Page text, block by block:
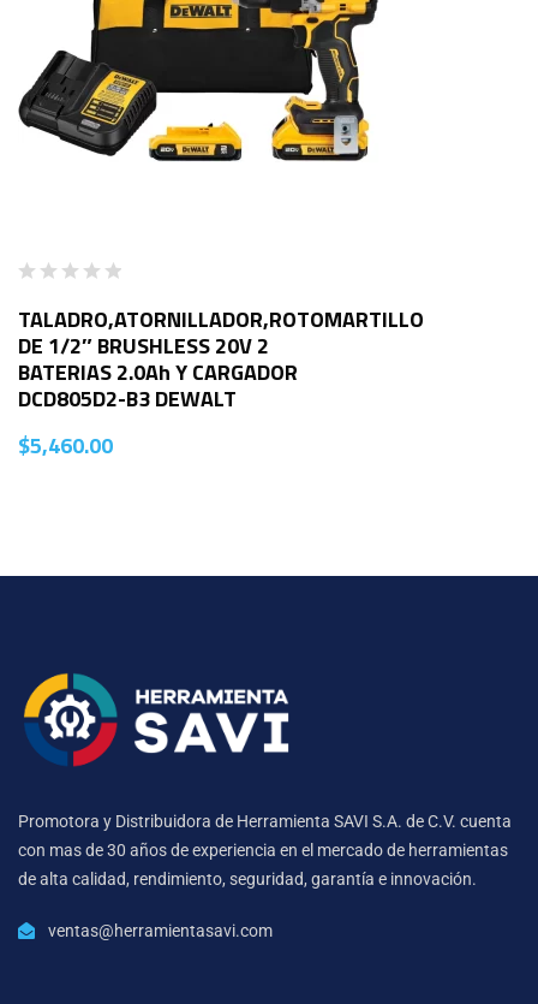
TALADRO,ATORNILLADOR,ROTOMARTILLO
DE 1/2″ BRUSHLESS 20V 2
BATERIAS 2.0Ah Y CARGADOR
DCD805D2-B3 DEWALT
$5,460.00
Promotora y Distribuidora de Herramienta SAVI S.A. de C.V. cuenta
con mas de 30 años de experiencia en el mercado de herramientas
de alta calidad, rendimiento, seguridad, garantía e innovación.
ventas@herramientasavi.com